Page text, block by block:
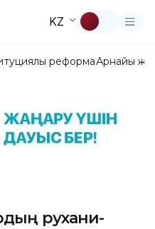
KZ
реформаАрнайы
рухани-